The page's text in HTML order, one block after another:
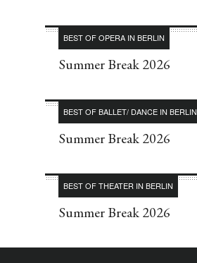
BEST OF OPERA IN BERLIN
Summer Break 2026
BEST OF BALLET/ DANCE IN BERLIN
Summer Break 2026
BEST OF THEATER IN BERLIN
Summer Break 2026